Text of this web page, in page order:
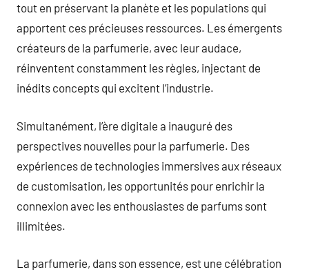
tout en préservant la planète et les populations qui
apportent ces précieuses ressources. Les émergents
créateurs de la parfumerie, avec leur audace,
réinventent constamment les règles, injectant de
inédits concepts qui excitent l’industrie.
Simultanément, l’ère digitale a inauguré des
perspectives nouvelles pour la parfumerie. Des
expériences de technologies immersives aux réseaux
de customisation, les opportunités pour enrichir la
connexion avec les enthousiastes de parfums sont
illimitées.
La parfumerie, dans son essence, est une célébration